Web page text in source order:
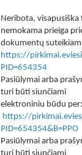
Neribota, visapusiška
nemokama prieiga
dokumentų
https://
PID=654354
Pasiūlymai arba
turi būti siunčiami
elektroniniu būdu per:
https://
PID=654354&B=PPO
Pasiūlymai arba